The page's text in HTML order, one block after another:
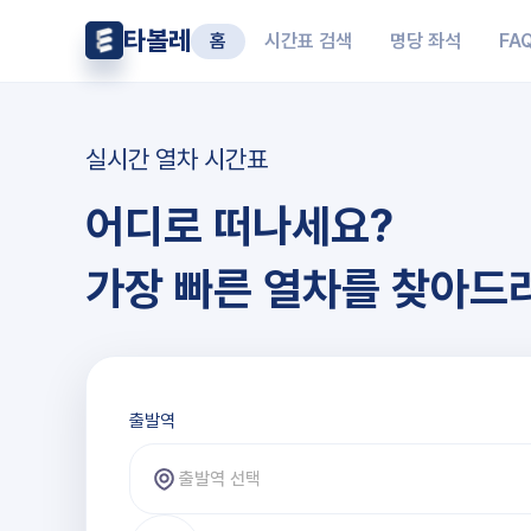
타볼레 홈 시간표 검색 명당 좌석
실시간 열차 시간표
어디로 떠나세요?
가장 빠른 열차를 찾아드
출발역과 도착역 선택
출발역
출발역 선택